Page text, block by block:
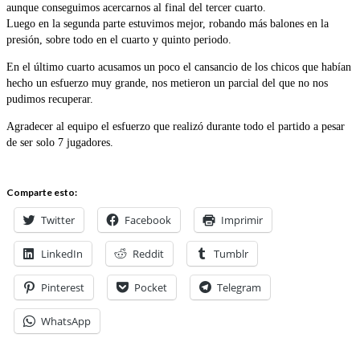
aunque conseguimos acercarnos al final del tercer cuarto.
Luego en la segunda parte estuvimos mejor, robando más balones en la
presión, sobre todo en el cuarto y quinto periodo.
En el último cuarto acusamos un poco el cansancio de los chicos que habían
hecho un esfuerzo muy grande, nos metieron un parcial del que no nos
pudimos recuperar.
Agradecer al equipo el esfuerzo que realizó durante todo el partido a pesar
de ser solo 7 jugadores.
Comparte esto:
Twitter Facebook Imprimir
LinkedIn Reddit Tumblr
Pinterest Pocket Telegram
WhatsApp